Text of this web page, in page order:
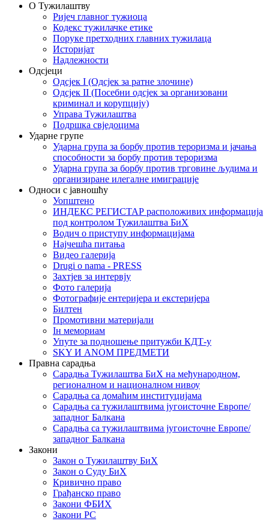
О Тужилаштву
Ријеч главног тужиоца
Кодекс тужилачке етике
Поруке претходних главних тужилаца
Историјат
Надлежности
Одсјеци
Одсјек I (Одсјек за ратне злочине)
Одсјек II (Посебни одсјек за организовани
криминал и корупцију)
Управа Тужилаштва
Подршка свједоцима
Ударне групе
Ударна група за борбу против тероризма и јачања
способности за борбу против тероризма
Ударна група за борбу против трговине људима и
организиране илегалне имиграције
Односи с јавношћу
Уопштено
ИНДЕКС РЕГИСТАР расположивих информација
под контролом Тужилаштва БиХ
Водич о приступу информацијама
Најчешћа питања
Видео галерија
Drugi o nama - PRESS
Захтјев за интервју
Фото галерија
Фотографије ентеријера и екстеријера
Билтен
Промотивни материјали
Iн мемориам
Упуте за подношење притужби КДТ-у
SKY И ANOM ПРЕДМЕТИ
Правна сарадња
Сарадња Тужилаштва БиХ на међународном,
регионалном и националном нивоу
Сарадња са домаћим институцијама
Сарадња са тужилаштвима југоисточне Европе/
западног Балкана
Сарадња са тужилаштвима југоисточне Европе/
западног Балкана
Закони
Закон о Тужилаштву БиХ
Закон о Суду БиХ
Кривично право
Грађанско право
Закони ФБИХ
Закони РС